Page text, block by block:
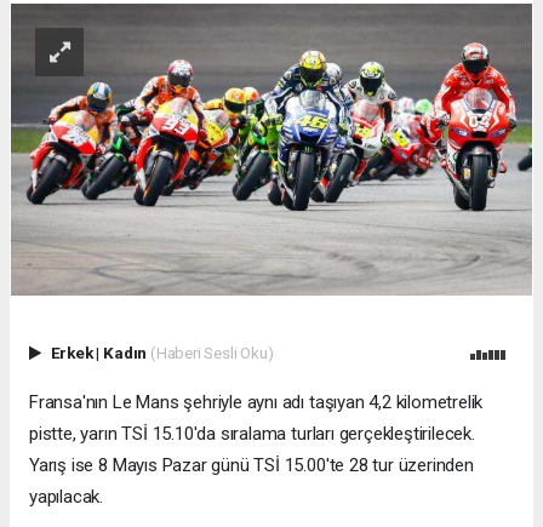
Erkek| Kadın (Haberi Sesli Oku)
Fransa'nın Le Mans şehriyle aynı adı taşıyan 4,2 kilometrelik
pistte, yarın TSİ 15.10'da sıralama turları gerçekleştirilecek.
Yarış ise 8 Mayıs Pazar günü TSİ 15.00'te 28 tur üzerinden
yapılacak.